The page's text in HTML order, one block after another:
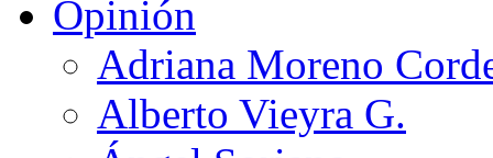
Opinión
Adriana Moreno
Alberto Vieyra G.